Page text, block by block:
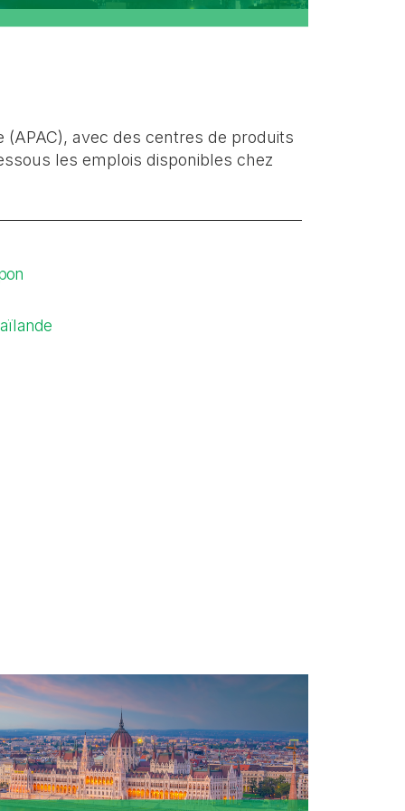
avec des centres de produits
les emplois disponibles chez